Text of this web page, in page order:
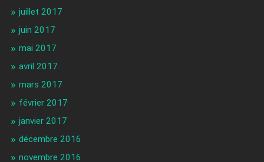
juillet 2017
juin 2017
mai 2017
avril 2017
mars 2017
février 2017
janvier 2017
décembre 2016
novembre 2016